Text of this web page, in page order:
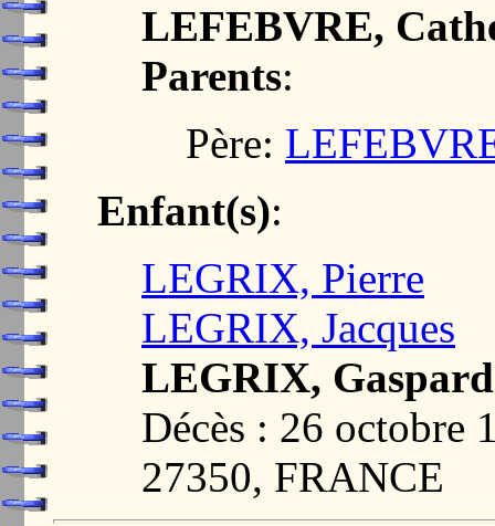
LEFEBVRE,
Parents:
Père:
Enfant(s):
LEGRIX, Pierre
LEGRIX, Jacques
LEGRIX, Gaspard
Décès : 26
27350, FRANCE